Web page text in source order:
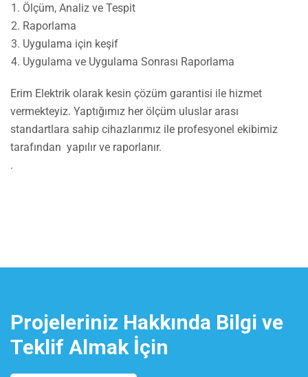
Ölçüm, Analiz ve Tespit
Raporlama
Uygulama için keşif
Uygulama ve Uygulama Sonrası Raporlama
Erim Elektrik olarak kesin çözüm garantisi ile hizmet
vermekteyiz. Yaptığımız her ölçüm uluslar arası
standartlara sahip cihazlarımız ile profesyonel ekibimiz
tarafından yapılır ve raporlanır.
.
Projeleriniz Hakkında Bilgi ve
Teklif Almak İçin